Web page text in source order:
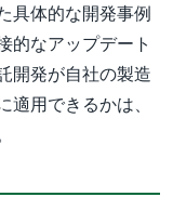
具体的な開発事例
的なアップデート
開発が自社の製造
用できるかは、